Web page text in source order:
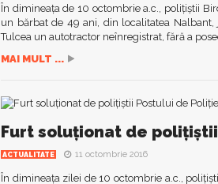
În dimineața de 10 octombrie a.c., polițiștii
un bărbat de 49 ani, din localitatea
Tulcea un autotractor neînregistrat, fără a
MAI MULT ...
Furt soluționat de
ACTUALITATE 11 octombrie 2016
În dimineața zilei de 10 octombrie a.c.,